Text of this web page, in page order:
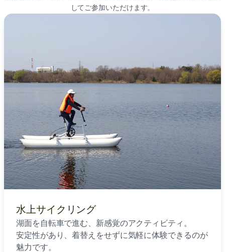
してご参加いただけます。
水上サイクリング
湖面を自転車で進む、新感覚のアクティビティ。
安定性があり、着替えをせずに気軽に体験できるのが
魅力です。